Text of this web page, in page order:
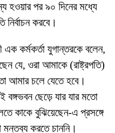
হওয়ার পর ৯০ দিনের মধ্যে
নির্বাচন করবে।
এক কর্মকর্তা যুগান্তরকে বলেন,
যে, ওরা আমাকে (রাষ্ট্রপতি)
আমার চলে যেতে হবে।
বঙ্গভবন ছেড়ে যার যার মতো
কাকে বুঝিয়েছেন-এ প্রসঙ্গে
মন্তব্য করতে চাননি।